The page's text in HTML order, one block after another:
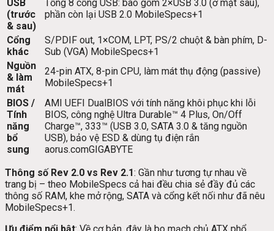
USB
(trước
& sau)
Tổng 8 cổng USB: bao gồm 2×USB 3.0 (ở mặt sau),
phần còn lại USB 2.0 MobileSpecs+1
Cổng
khác
S/PDIF out, 1×COM, LPT, PS/2 chuột & bàn phím, D-
Sub (VGA) MobileSpecs+1
Nguồn
& làm
mát
24-pin ATX, 8-pin CPU, làm mát thụ động (passive)
MobileSpecs+1
BIOS /
Tính
năng
bổ
sung
AMI UEFI DualBIOS với tính năng khôi phục khi lỗi
BIOS, công nghệ Ultra Durable™ 4 Plus, On/Off
Charge™, 333™ (USB 3.0, SATA 3.0 & tăng nguồn
USB), bảo vệ ESD & dùng tụ điện rắn
aorus.comGIGABYTE
Thông số Rev 2.0 vs Rev 2.1: Gần như tương tự nhau về
trang bị – theo MobileSpecs cả hai đều chia sẻ đầy đủ các
thông số RAM, khe mở rộng, SATA và cổng kết nối như đã nêu
MobileSpecs+1.